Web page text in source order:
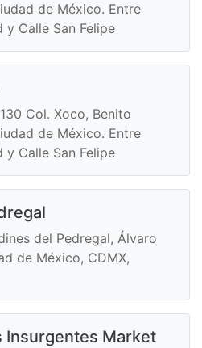
de México. Entre
y Calle San Felipe
Col. Xoco, Benito
de México. Entre
y Calle San Felipe
del Pedregal, Álvaro
de México, CDMX,
Insurgentes Market